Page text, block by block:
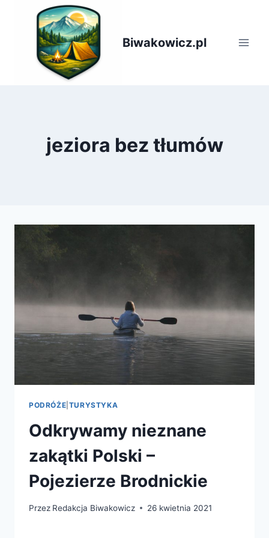
Biwakowicz.pl
jeziora bez tłumów
PODRÓŻE TURYSTYKA
Odkrywamy nieznane
zakątki Polski –
Pojezierze Brodnickie
Przez Redakcja Biwakowicz 26 kwietnia 2021